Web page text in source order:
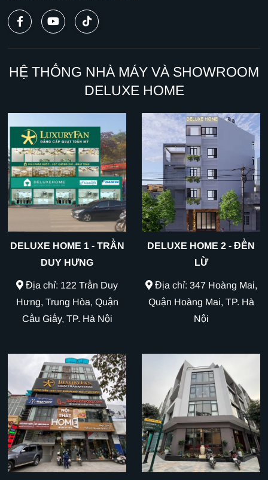
HỆ THỐNG NHÀ MÁY VÀ SHOWROOM
DELUXE HOME
DELUXE HOME 1 - TRẦN
DUY HƯNG
Địa chỉ: 122 Trần Duy
Hưng, Trung Hòa, Quận
Cầu Giấy, TP. Hà Nội
DELUXE HOME 2 - ĐỀN
LỪ
Địa chỉ: 347 Hoàng Mai,
Quận Hoàng Mai, TP. Hà
Nội